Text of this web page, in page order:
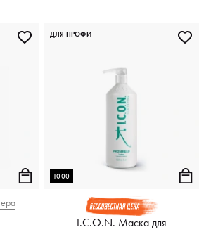
1000
I.C.O.N. Маска для
ДЛЯ ПРОФИ